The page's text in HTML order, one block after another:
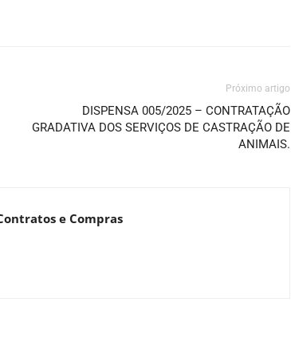
Próximo artigo
DISPENSA 005/2025 – CONTRATAÇÃO
GRADATIVA DOS SERVIÇOS DE CASTRAÇÃO DE
ANIMAIS.
e Compras